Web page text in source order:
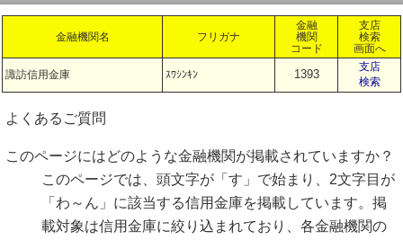
金融機関名 フリガナ
金融
機関
コード
支店
検索
画面へ
諏訪信用金庫 ｽﾜｼﾝｷﾝ 1393
支店
検索
よくあるご質問
このページにはどのような金融機関が掲載されていますか？
このページでは、頭文字が「す」で始まり、2文字目が
「わ～ん」に該当する信用金庫を掲載しています。掲
載対象は信用金庫に絞り込まれており、各金融機関の